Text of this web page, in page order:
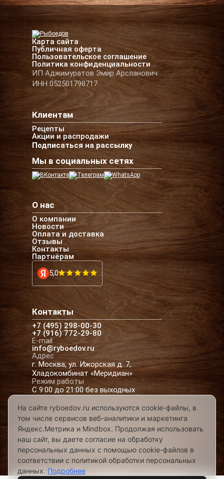
Карта сайта
Публичная оферта
Пользовательское соглашение
Политика конфиденциальности
ИП Аджимуратов Эмир Арсланович
ИНН 052501798717
Клиентам
Рецепты
Акции и распродажи
Подписаться на рассылку
Мы в социальных сетях
О нас
О компании
Новости
Оплата и доставка
Отзывы
Контакты
Партнёрам
5,0
Контакты
+7 (495) 298-00-30
+7 (916) 772-29-80
E-mail
info@ryboedov.ru
Адрес
г. Москва, ул. Ижорская д. 7,
Хладокомбинат «Меридиан»
Режим работы
С 9:00 до 21:00 без выходных
© 2026,Рыбоедовъ— доставка рыбы и
морепродуктов в Москве
Предложения на сайте не являются офертой
Разработано в
На сайте ryboedov.ru используются cookie-файлы, в
том числе сервисов веб-аналитики и маркетинга
Яндекс.Метрика и Mindbox. Продолжая использовать
наш сайт, вы даете согласие на обработку
персональных данных с помощью cookie-файлов в
соответствии с политикой обработки персональных
данных. Подробнее